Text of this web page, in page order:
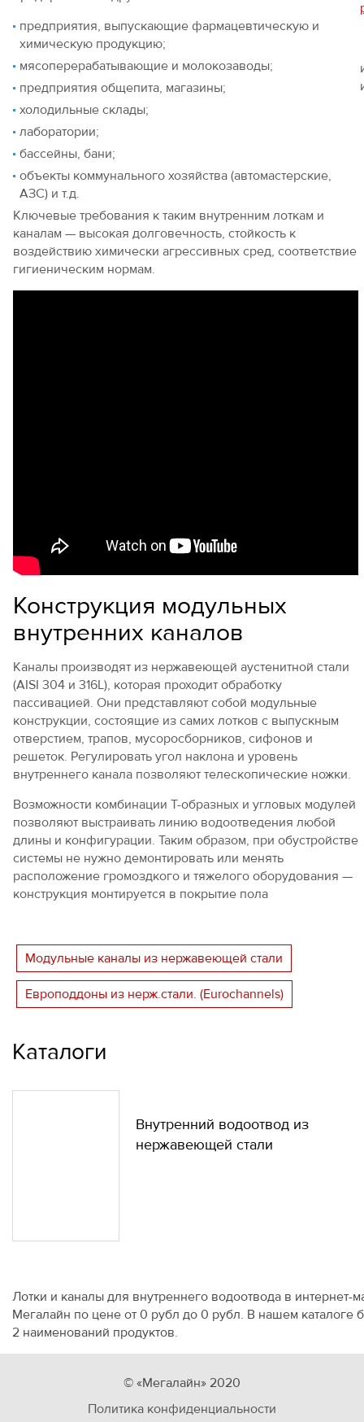
предприятия, выпускающие фармацевтическую и
химическую продукцию;
мясоперерабатывающие и молокозаводы;
предприятия общепита, магазины;
холодильные склады;
лаборатории;
бассейны, бани;
объекты коммунального хозяйства (автомастерские,
АЗС) и т.д.
Ключевые требования к таким внутренним лоткам и
каналам — высокая долговечность, стойкость к
воздействию химически агрессивных сред, соответствие
гигиеническим нормам.
Конструкция модульных
внутренних каналов
Каналы производят из нержавеющей аустенитной стали
(AISI 304 и 316L), которая проходит обработку
пассивацией. Они представляют собой модульные
конструкции, состоящие из самих лотков с выпускным
отверстием, трапов, мусоросборников, сифонов и
решеток. Регулировать угол наклона и уровень
внутреннего канала позволяют телескопические ножки.
Возможности комбинации Т-образных и угловых модулей
позволяют выстраивать линию водоотведения любой
длины и конфигурации. Таким образом, при обустройстве
системы не нужно демонтировать или менять
расположение громоздкого и тяжелого оборудования —
конструкция монтируется в покрытие пола
Модульные каналы из нержавеющей стали
Европоддоны из нерж.стали. (Eurochannels)
Каталоги
Внутренний водоотвод из
нержавеющей стали
Лотки и каналы для внутреннего водоотвода в интернет-
Мегалайн по цене от 0 рубл до 0 рубл. В нашем каталоге
2 наименований продуктов.
© «Мегалайн» 2020
Политика конфиденциальности